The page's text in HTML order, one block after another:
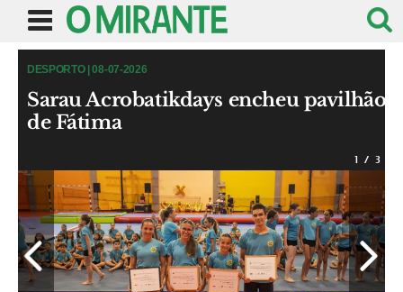
DESPORTO | 08-07-2026
Sarau Acrobatikdays encheu pavilhão
de Fátima
1 / 3